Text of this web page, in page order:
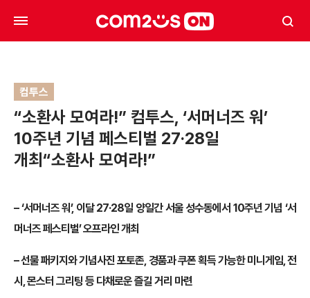
컴투스
“소환사 모여라!” 컴투스, ‘서머너즈 워’
10주년 기념 페스티벌 27·28일
개최“소환사 모여라!”
– ‘서머너즈 워’, 이달 27·28일 양일간 서울 성수동에서 10주년 기념 ‘서
머너즈 페스티벌’ 오프라인 개최
– 선물 패키지와 기념사진 포토존, 경품과 쿠폰 획득 가능한 미니게임, 전
시, 몬스터 그리팅 등 다채로운 즐길 거리 마련